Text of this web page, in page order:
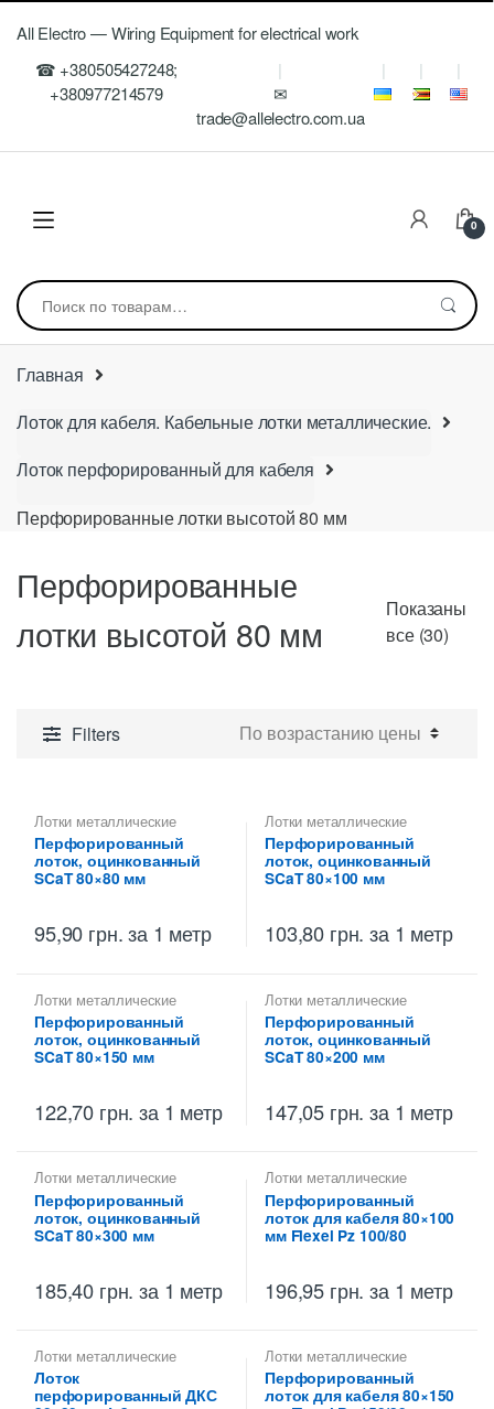
navigation
content
All Electro — Wiring Equipment for electrical work
☎ +380505427248;
+380977214579
✉
trade@allelectro.com.ua
0
Искать:
Главная
Лоток для кабеля. Кабельные лотки металлические.
Лоток перфорированный для кабеля
Перфорированные лотки высотой 80 мм
Перфорированные
лотки высотой 80 мм
Показаны
все (30)
Filters
Лотки металлические
высотой 80 мм
Перфорированные лотки
высотой 80 мм
Перфорированный
лоток, оцинкованный
SCaT 80×80 мм
95,90 грн. за 1 метр
Лотки металлические
высотой 80 мм
Перфорированные лотки
высотой 80 мм
Перфорированный
лоток, оцинкованный
SCaT 80×100 мм
103,80 грн. за 1 метр
Лотки металлические
высотой 80 мм
Перфорированные лотки
высотой 80 мм
Перфорированный
лоток, оцинкованный
SCaT 80×150 мм
122,70 грн. за 1 метр
Лотки металлические
высотой 80 мм
Перфорированные лотки
высотой 80 мм
Перфорированный
лоток, оцинкованный
SCaT 80×200 мм
147,05 грн. за 1 метр
Лотки металлические
высотой 80 мм
Перфорированные лотки
высотой 80 мм
Перфорированный
лоток, оцинкованный
SCaT 80×300 мм
185,40 грн. за 1 метр
Лотки металлические
высотой 80 мм
Перфорированные лотки
высотой 80 мм
Перфорированный
лоток для кабеля 80×100
мм Flexel Pz 100/80
196,95 грн. за 1 метр
Лотки металлические
высотой 80 мм
Металлические огнеупорные
лотки,Перфорированные
Лоток
перфорированный ДКС
Лотки металлические
высотой 80 мм
Перфорированные лотки
высотой 80 мм
Перфорированный
лоток для кабеля 80×150